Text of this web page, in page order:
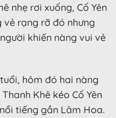
nhẹ rơi xuống, Cố Yên
rạng rỡ đó nhưng
khiến nàng vui vẻ
hôm đó hai nàng
Khê kéo Cố Yên
tiếng gần Lâm Hoa.